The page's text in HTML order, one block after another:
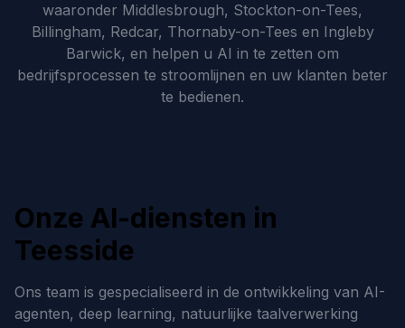
waaronder Middlesbrough, Stockton-on-Tees,
Billingham, Redcar, Thornaby-on-Tees en Ingleby
Barwick, en helpen u AI in te zetten om
bedrijfsprocessen te stroomlijnen en uw klanten beter
te bedienen.
Onze AI-diensten in
Teesside
Ons team is gespecialiseerd in de ontwikkeling van AI-
agenten, deep learning, natuurlijke taalverwerking